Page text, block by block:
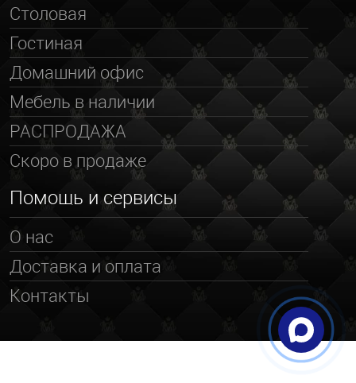
Столовая
Гостиная
Домашний офис
Мебель в наличии
РАСПРОДАЖА
Скоро в продаже
Помощь и сервисы
О нас
Доставка и оплата
Контакты